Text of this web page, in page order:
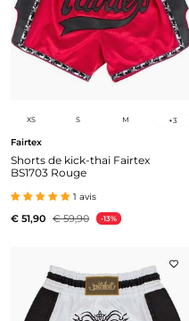
XS S M +3
Fairtex
Shorts de kick-thai Fairtex
BS1703 Rouge
1 avis
€ 51,90 € 59,90 -13%